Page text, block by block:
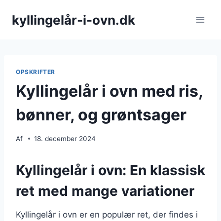
kyllingelår-i-ovn.dk
OPSKRIFTER
Kyllingelår i ovn med ris,
bønner, og grøntsager
Af 18. december 2024
Kyllingelår i ovn: En klassisk
ret med mange variationer
Kyllingelår i ovn er en populær ret, der findes i